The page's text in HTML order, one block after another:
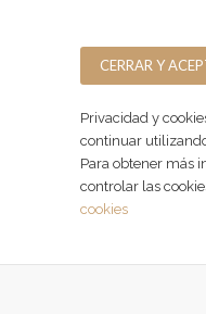
Privacidad y
continuar
Para obtener más
controlar las
cookies